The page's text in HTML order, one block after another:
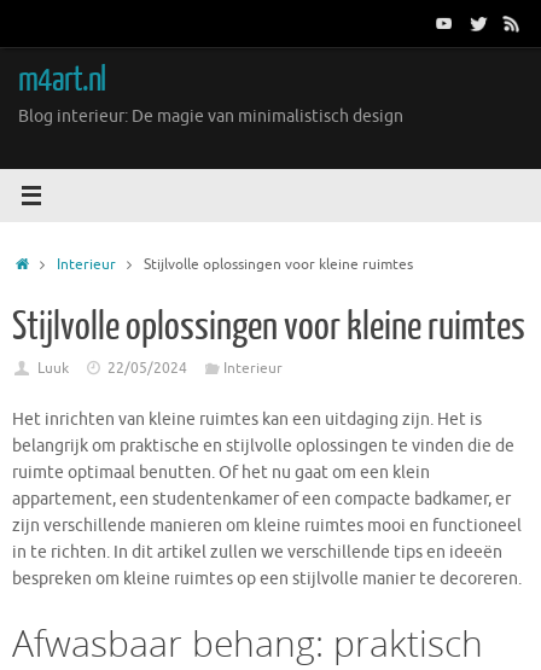
inhoud
m4art.nl
Blog interieur: De magie van minimalistisch design
HomeInterieur Stijlvolle oplossingen voor kleine ruimtes
Stijlvolle oplossingen voor kleine ruimtes
Luuk 22/05/2024 Interieur
Het inrichten van kleine ruimtes kan een uitdaging zijn. Het is
belangrijk om praktische en stijlvolle oplossingen te vinden die de
ruimte optimaal benutten. Of het nu gaat om een klein
appartement, een studentenkamer of een compacte badkamer, er
zijn verschillende manieren om kleine ruimtes mooi en functioneel
in te richten. In dit artikel zullen we verschillende tips en ideeën
bespreken om kleine ruimtes op een stijlvolle manier te decoreren.
Afwasbaar behang: praktisch